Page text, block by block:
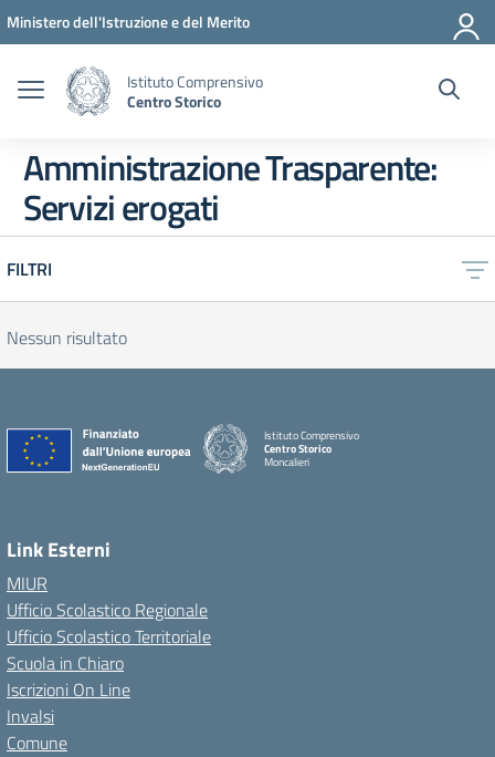
Vai ai contenuti
Vai al menu di navigazione
Vai al footer
Ministero dell'Istruzione e del Merito
Istituto Comprensivo
Centro Storico
Amministrazione Trasparente:
Servizi erogati
FILTRI
Nessun risultato
Istituto Comprensivo
Centro Storico
Moncalieri
Link Esterni
MIUR
Ufficio Scolastico Regionale
Ufficio Scolastico Territoriale
Scuola in Chiaro
Iscrizioni On Line
Invalsi
Comune